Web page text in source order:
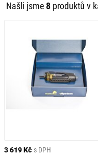
Našli jsme 8 produktů v
3 619 Kč s DPH